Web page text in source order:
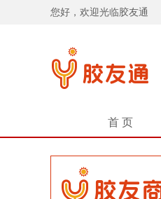
您好，欢迎光临胶友通
首 页